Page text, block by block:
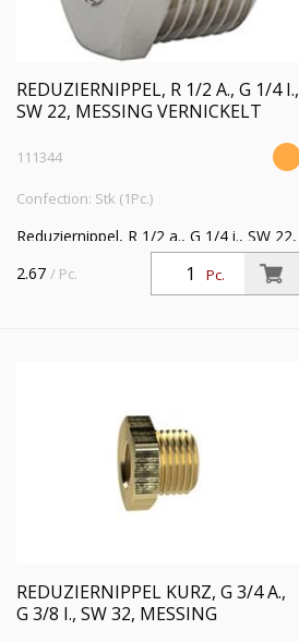
REDUZIERNIPPEL, R 1/2 A., G 1/4 I.,
SW 22, MESSING VERNICKELT
111344
Confection: Stk (1Pc.)
Reduziernippel, R 1/2 a., G 1/4 i., SW 22,
Messing vernickelt, Arbeitsdruck max.
25 bar, Betriebstemp. max. 150 °C
Pc.
2.67 / Pc.
REDUZIERNIPPEL KURZ, G 3/4 A.,
G 3/8 I., SW 32, MESSING